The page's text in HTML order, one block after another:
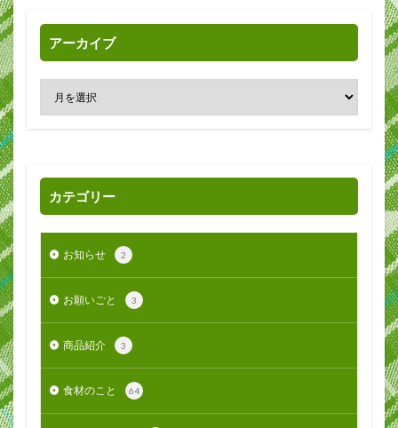
アーカイブ
カテゴリー
お知らせ 2
お願いごと 3
商品紹介 3
食材のこと 64